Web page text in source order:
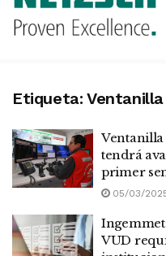
Etiqueta:
tendrá
primer
05/03/
VUD